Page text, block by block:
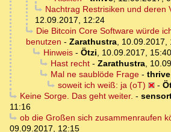
Nachtrag Restrisiken und deren
12.09.2017, 12:24
Die Bitcoin Core Software würde
benutzen - Zarathustra, 10.09.2017,
Hinweis- Ötzi, 10.09.2017, 15:40
Hast recht- Zarathustra,
Mal ne saublöde Frage- thrive
soweit ich weiß: ja (oT)
-
Keine Sorge. Das geht weiter. -
11:16
ob die Großen sich zusammenraufen
09.09.2017, 12:15